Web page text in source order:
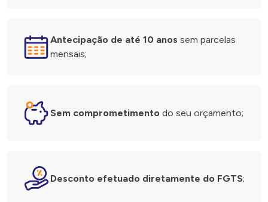
Antecipação de até 10 anos sem parcelas
mensais;
Sem comprometimento do seu orçamento;
Desconto efetuado diretamente do FGTS;